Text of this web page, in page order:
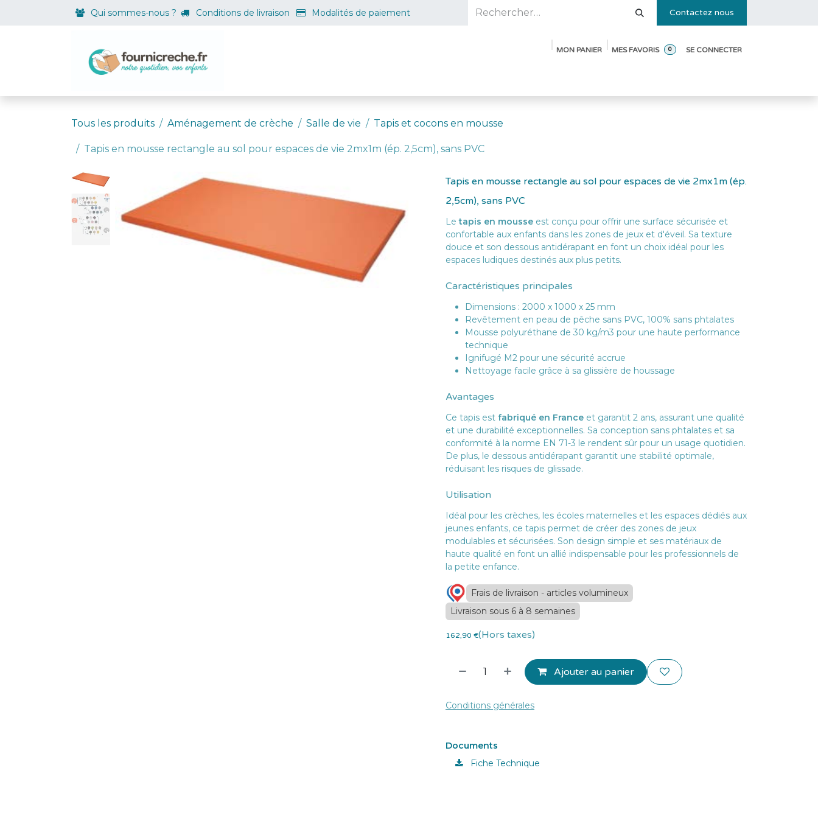
Se rendre au contenuQui sommes-nous ? Conditions de livraison Modalités de paiement Contactez nous
MON PANIER 0
MES FAVORIS SE CONNECTER
Tous les produits Aménagement de crèche Salle de vie Tapis et cocons en mousse
Tapis en mousse rectangle au sol pour espaces de vie 2mx1m (ép. 2,5cm), sans PVC
Tapis en mousse rectangle au sol pour espaces de vie 2mx1m (ép.
2,5cm), sans PVC
Letapis en mousse est conçu pour offrir une surface sécurisée et
confortable aux enfants dans les zones de jeux et d'éveil. Sa texture
douce et son dessous antidérapant en font un choix idéal pour les
espaces ludiques destinés aux plus petits.
Caractéristiques principales
Dimensions : 2000 x 1000 x 25 mm
Revêtement en peau de pêche sans PVC, 100% sans phtalates
Mousse polyuréthane de 30 kg/m3 pour une haute performance
technique
Ignifugé M2 pour une sécurité accrue
Nettoyage facile grâce à sa glissière de houssage
Avantages
Ce tapis est fabriqué en France et garantit 2 ans, assurant une qualité
et une durabilité exceptionnelles. Sa conception sans phtalates et sa
conformité à la norme EN 71-3 le rendent sûr pour un usage quotidien.
De plus, le dessous antidérapant garantit une stabilité optimale,
réduisant les risques de glissade.
Utilisation
Idéal pour les crèches, les écoles maternelles et les espaces dédiés aux
jeunes enfants, ce tapis permet de créer des zones de jeux
modulables et sécurisées. Son design simple et ses matériaux de
haute qualité en font un allié indispensable pour les professionnels de
la petite enfance.
Frais de livraison - articles volumineux
Livraison sous 6 à 8 semaines
162,90 €(Hors taxes)
Ajouter au panier
Conditions générales
Documents
Fiche Technique